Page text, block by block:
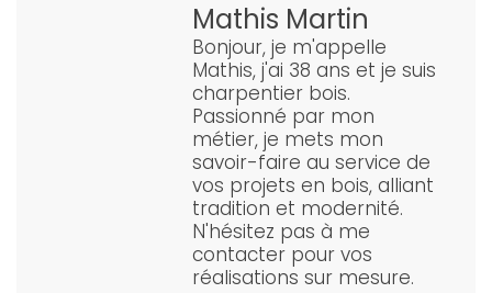
Mathis Martin
Bonjour, je m'appelle
Mathis, j'ai 38 ans et je suis
charpentier bois.
Passionné par mon
métier, je mets mon
savoir-faire au service de
vos projets en bois, alliant
tradition et modernité.
N'hésitez pas à me
contacter pour vos
réalisations sur mesure.